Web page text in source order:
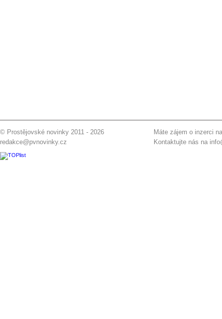
© Prostějovské novinky 2011 - 2026
redakce@pvnovinky.cz
Máte zájem o inzerci
Kontaktujte nás na